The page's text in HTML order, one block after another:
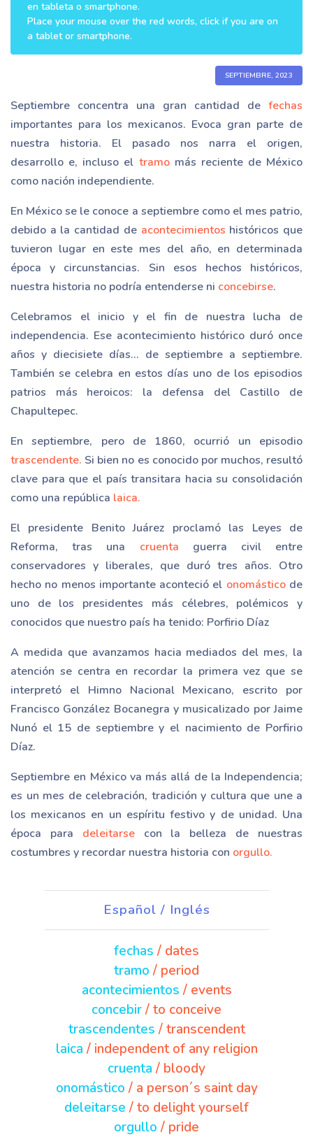
en tableta o smartphone.
Place your mouse over the red words, click if you are on
a tablet or smartphone.
SEPTIEMBRE, 2023
Septiembre concentra una gran cantidad de fechas
importantes para los mexicanos. Evoca gran parte de
nuestra historia. El pasado nos narra el origen,
desarrollo e, incluso el tramomás reciente de México
como nación independiente.
En México se le conoce a septiembre como el mes patrio,
debido a la cantidad de acontecimientos históricos que
tuvieron lugar en este mes del año, en determinada
época y circunstancias. Sin esos hechos históricos,
nuestra historia no podría entenderse ni concebirse.
Celebramos el inicio y el fin de nuestra lucha de
independencia. Ese acontecimiento histórico duró once
años y diecisiete días… de septiembre a septiembre.
También se celebra en estos días uno de los episodios
patrios más heroicos: la defensa del Castillo de
Chapultepec.
En septiembre, pero de 1860, ocurrió un episodio
trascendente. Si bien no es conocido por muchos, resultó
clave para que el país transitara hacia su consolidación
como una república laica.
El presidente Benito Juárez proclamó las Leyes de
Reforma, tras una cruenta guerra civil entre
conservadores y liberales, que duró tres años. Otro
hecho no menos importante aconteció el onomásticode
uno de los presidentes más célebres, polémicos y
conocidos que nuestro país ha tenido: Porfirio Díaz
A medida que avanzamos hacia mediados del mes, la
atención se centra en recordar la primera vez que se
interpretó el Himno Nacional Mexicano, escrito por
Francisco González Bocanegra y musicalizado por Jaime
Nunó el 15 de septiembre y el nacimiento de Porfirio
Díaz.
Septiembre en México va más allá de la Independencia;
es un mes de celebración, tradición y cultura que une a
los mexicanos en un espíritu festivo y de unidad. Una
época para deleitarsecon la belleza de nuestras
costumbres y recordar nuestra historia con orgullo.
Español / Inglés
fechas / dates
tramo / period
acontecimientos / events
concebir/ to conceive
trascendentes / transcendent
laica / independent of any religion
cruenta / bloody
onomástico / a person´s saint day
deleitarse / to delight yourself
orgullo / pride